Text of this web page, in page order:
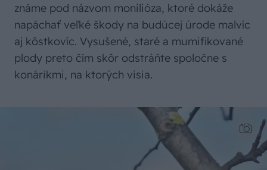
známe pod názvom monilióza, ktoré dokáže
napáchať veľké škody na budúcej úrode malvíc
aj kôstkovíc. Vysušené, staré a mumifikované
plody preto čím skôr odstráňte spoločne s
konárikmi, na ktorých visia.